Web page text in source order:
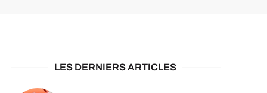
LES DERNIERS ARTICLES